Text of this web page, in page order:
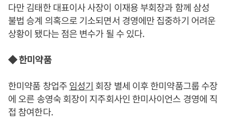
다만 김태한 대표이사 사장이 이재용 부회장과 함께 삼성
불법 승계 의혹으로 기소되면서 경영에만 집중하기 어려운
상황이 됐다는 점은 변수가 될 수 있다.
◆ 한미약품
한미약품 창업주임성기 회장 별세 이후 한미약품그룹 수장
에 오른 송영숙 회장이 지주회사인 한미사이언스 경영에 직
접 참여한다.